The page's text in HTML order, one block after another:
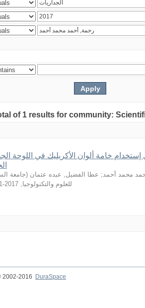
of 1 results for community:
خامة ألوان الأكريليك في اللوحة
محمد أحمد; عطا الفضيل, عبده عثمان (جامعة
للعلوم والتكنولوجيا,
2017-01-10
2002-2016
DuraSpace